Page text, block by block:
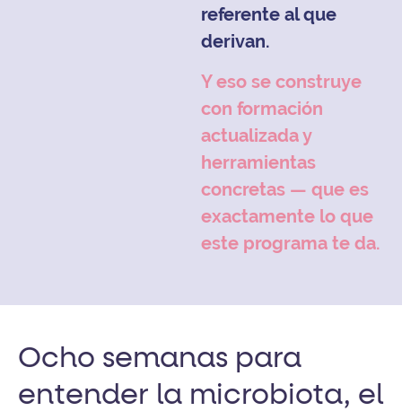
referente al que
derivan.
Y eso se construye
con formación
actualizada y
herramientas
concretas — que es
exactamente lo que
este programa te da.
Ocho semanas para
entender la microbiota, el